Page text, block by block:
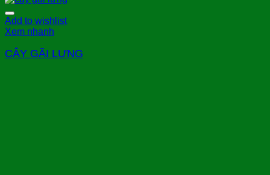
Add to wishlist
Xem nhanh
CÂY GÃI LƯNG